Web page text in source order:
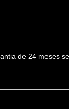
de 24 meses